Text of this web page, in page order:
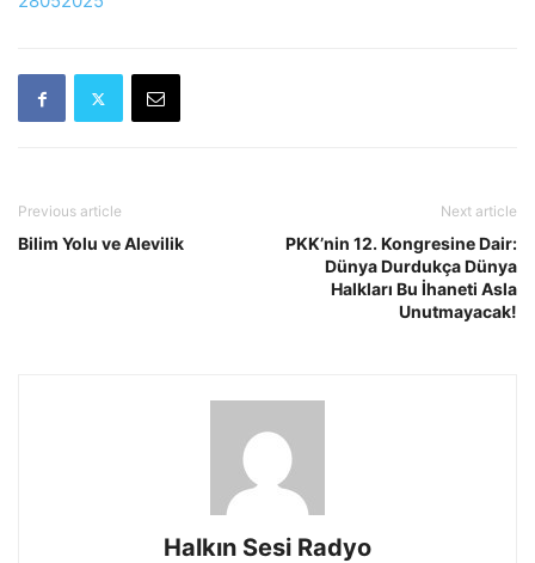
Previous article
Bilim Yolu ve Alevilik
Next article
PKK’nin 12. Kongresine Dair:
Dünya Durdukça Dünya
Halkları Bu İhaneti Asla
Unutmayacak!
Halkın Sesi Radyo